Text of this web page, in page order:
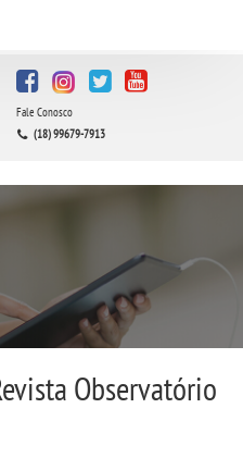
Fale Conosco
(18) 99679-7913
Observatório